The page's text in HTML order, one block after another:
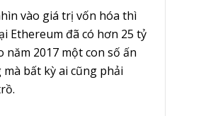
vào giá trị vốn hóa thì
Ethereum đã có hơn 25 tỷ
năm 2017 một con số ấn
bất kỳ ai cũng phải